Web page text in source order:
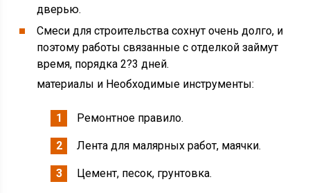
дверью.
Смеси для строительства сохнут очень долго, и
поэтому работы связанные с отделкой займут
время, порядка 2?3 дней.
материалы и Необходимые инструменты:
Ремонтное правило.
Лента для малярных работ, маячки.
Цемент, песок, грунтовка.